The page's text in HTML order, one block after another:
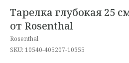
Тарелка глубокая 25
от Rosenthal
Rosenthal
SKU: 10540-405207-10355